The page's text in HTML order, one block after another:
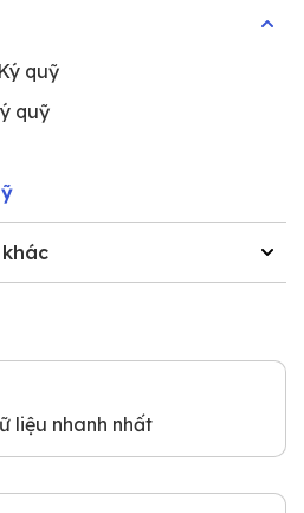
quỹ
quỹ
liệu nhanh nhất